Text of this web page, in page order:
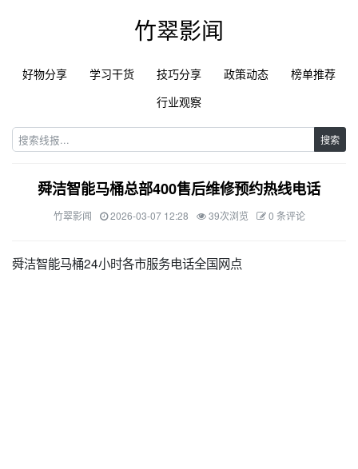
竹翠影闻
好物分享 学习干货 技巧分享 政策动态
榜单推荐
行业观察
搜索
舜洁智能马桶总部400售后维修预约热线电话
竹翠影闻 2026-03-07 12:28 39次浏览 0 条评论
舜洁智能马桶24小时各市服务电话全国网点